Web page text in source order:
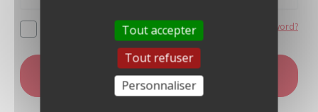
Forgot your password?
LOG IN
Tout accepter
Tout refuser
Personnaliser